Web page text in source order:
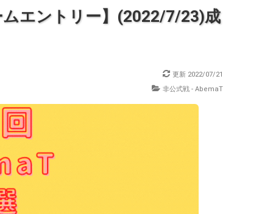
エントリー】(2022/7/23)成
更新 2022/07/21
非公式戦 - AbemaT